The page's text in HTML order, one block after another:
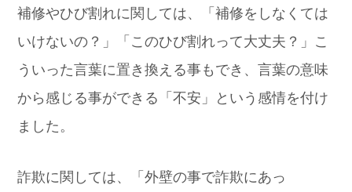
補修やひび割れに関しては、「補修をしなくては
いけないの？」「このひび割れって大丈夫？」こ
ういった言葉に置き換える事もでき、言葉の意味
から感じる事ができる「不安」という感情を付け
ました。
詐欺に関しては、「外壁の事で詐欺にあっ